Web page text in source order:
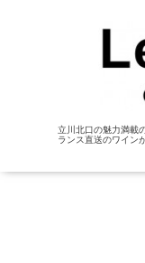
立川北口の魅力満載
ランス直送のワイン